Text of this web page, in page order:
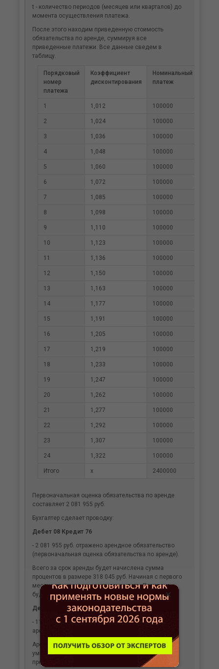
t - количество периодов (месяцев или кварталов) до
момента осуществления платежа.
После этого находим приведенную стоимость
обязательства по аренде, суммируя все
приведенные платежи. Все данные сведем в
таблицу.
Порядковый
номер
платежа
Коэффициент
дисконтирования
Номинальный
платеж
1 1,012 100000
2 1,024 100000
3 1,036 100000
4 1,048 100000
5 1,060 100000
6 1,072 100000
7 1,085 100000
8 1,098 100000
9 1,110 100000
10 1,123 100000
11 1,136 100000
12 1,150 100000
13 1,163 100000
14 1,177 100000
15 1,191 100000
16 1,205 100000
17 1,219 100000
18 1,233 100000
19 1,247 100000
20 1,262 100000
21 1,277 100000
22 1,292 100000
23 1,307 100000
24 1,322 100000
Итого х 2400000
Первоначальная оценка обязательства по аренде
составляет 2 081 955 руб.
Бухгалтер сделает проводку:
Дебет 08 Кредит 76
- 2 081 955 руб. отражено арендное обязательство
(первоначальная оценка обязательства по аренде).
Всего за срок аренды будет начислена сумма
процентов в размере 318 045 руб. Начиная с первого
месяца их нужно начинать списывать. Проводка
будет такая:
Дебет 91 Кредит 76
- 1156 руб.- списаны проценты за первый месяц
аренды.
Арендное обязательство будет ежемесячно
уменьшаться. Чтобы проследить, каким образом,
преобразуем таблицу:
×